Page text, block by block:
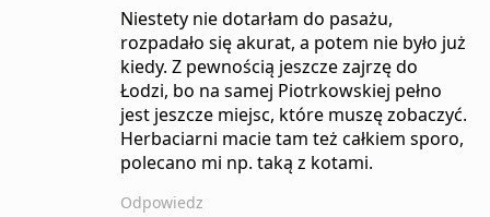
Niestety nie dotarłam do pasażu,
rozpadało się akurat, a potem nie było już
kiedy. Z pewnością jeszcze zajrzę do
Łodzi, bo na samej Piotrkowskiej pełno
jest jeszcze miejsc, które muszę zobaczyć.
Herbaciarni macie tam też całkiem sporo,
polecano mi np. taką z kotami.
Odpowiedz